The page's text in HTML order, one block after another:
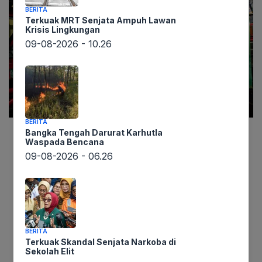
Informasi dari lintaswarta.co.id melaporkan aksi
demonstrasi ratusan pengemudi truk yang
Jakarta Pusat, Rabu (2/7). Mereka menyuarakan
protes keras terhadap kebijakan zero Over
Dimension Over Loading (ODOL) dan meminta
penundaan implementasinya. Aksi ini diwarnai
tuntutan agar pemerintah menghentikan
BERITA
Terkuak MRT Senjata Ampuh Lawan
Krisis Lingkungan
09-08-2026 - 10.26
BERITA
Bangka Tengah Darurat Karhutla
Waspada Bencana
09-08-2026 - 06.26
BERITA
Terkuak Skandal Senjata Narkoba di
Sekolah Elit